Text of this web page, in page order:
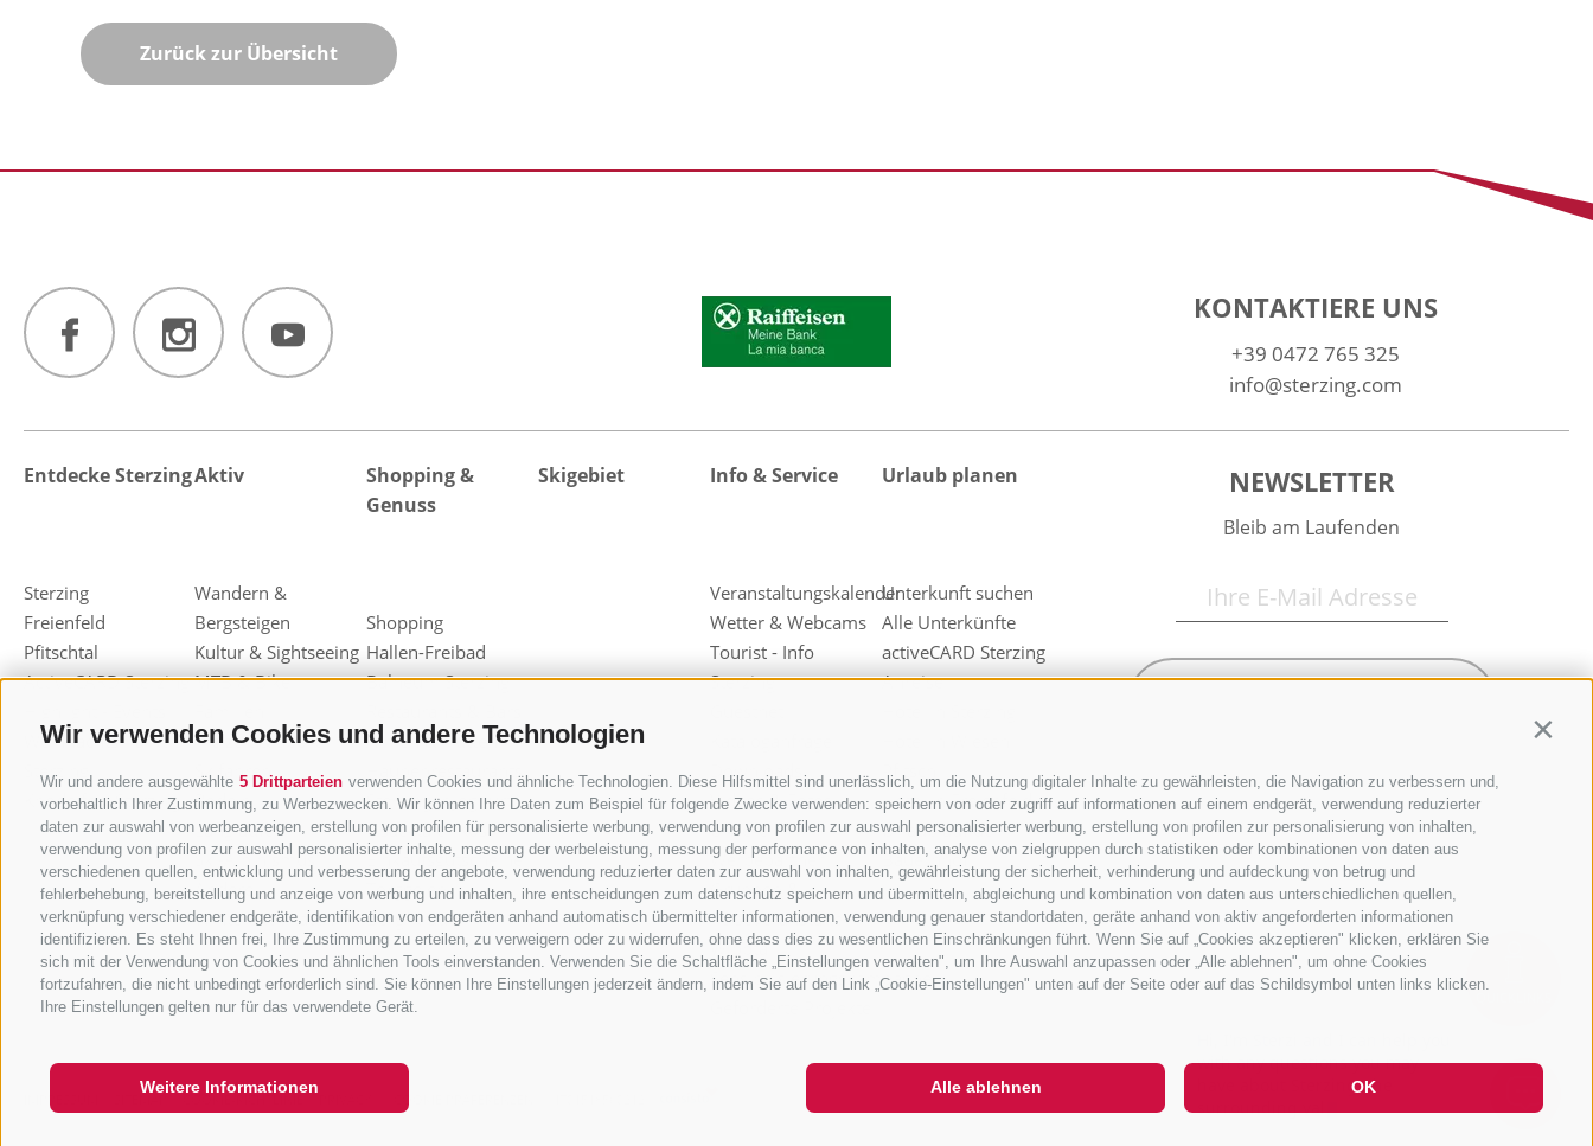
Wir verwenden Cookies und andere Technologien
Wir und andere ausgewählte 5 Drittparteien verwenden Cookies und ähnliche Technologien. Diese Hilfsmittel sind unerlässlich, um die Nutzung digitaler Inhalte zu gewährleisten, die Navigation zu verbessern und,
vorbehaltlich Ihrer Zustimmung, zu Werbezwecken. Wir können Ihre Daten zum Beispiel für folgende Zwecke verwenden: speichern von oder zugriff auf informationen auf einem endgerät, verwendung reduzierter
daten zur auswahl von werbeanzeigen, erstellung von profilen für personalisierte werbung, verwendung von profilen zur auswahl personalisierter werbung, erstellung von profilen zur personalisierung von inhalten,
verwendung von profilen zur auswahl personalisierter inhalte, messung der werbeleistung, messung der performance von inhalten, analyse von zielgruppen durch statistiken oder kombinationen von daten aus
verschiedenen quellen, entwicklung und verbesserung der angebote, verwendung reduzierter daten zur auswahl von inhalten, gewährleistung der sicherheit, verhinderung und aufdeckung von betrug und
fehlerbehebung, bereitstellung und anzeige von werbung und inhalten, ihre entscheidungen zum datenschutz speichern und übermitteln, abgleichung und kombination von daten aus unterschiedlichen quellen,
verknüpfung verschiedener endgeräte, identifikation von endgeräten anhand automatisch übermittelter informationen, verwendung genauer standortdaten, geräte anhand von aktiv angeforderten informationen
identifizieren. Es steht Ihnen frei, Ihre Zustimmung zu erteilen, zu verweigern oder zu widerrufen, ohne dass dies zu wesentlichen Einschränkungen führt. Wenn Sie auf „Cookies akzeptieren" klicken, erklären Sie
sich mit der Verwendung von Cookies und ähnlichen Tools einverstanden. Verwenden Sie die Schaltfläche „Einstellungen verwalten", um Ihre Auswahl anzupassen oder „Alle ablehnen", um ohne Cookies
fortzufahren, die nicht unbedingt erforderlich sind. Sie können Ihre Einstellungen jederzeit ändern, indem Sie auf den Link „Cookie-Einstellungen" unten auf der Seite oder auf das Schildsymbol unten links klicken.
Ihre Einstellungen gelten nur für das verwendete Gerät.
OK
Alle ablehnen
Weitere Informationen
Zurück zur Übersicht
KONTAKTIERE UNS
+39 0472 765 325
info@sterzing.com
Entdecke Sterzing
Sterzing
Freienfeld
Pfitschtal
ActiveCARD Sterzing
Weihnachtsmarkt
Sterzing
Knödelfest Sterzing
Aktiv
Wandern &
Bergsteigen
Kultur & Sightseeing
MTB & Bike
Freizeit & Sport
Skifahren
Rodeln
Langlaufen
Ski-Alpinismus
Andere
Winteraktivitäten
Shopping &
Genuss
Shopping
Hallen-Freibad
Balneum Sterzing
Almen & Hütten
Haubenrestaurants
Sterzinger Joghurt
Eisacktaler Kost
Einkaufsgutscheine
Törggelen
Berg-Kräuter
Skigebiet Info & Service
Veranstaltungskalender
Wetter & Webcams
Tourist - Info
Sterzing
Downloads
Videos & Fotos
Unsere
Werbepartner
Gruppen &
Reiseveranstalter
Wipptal
Sensibilisierungskampagne
Urlaub planen
Unterkunft suchen
Alle Unterkünfte
activeCARD Sterzing
Anreise
Pfitsch
Hotel in Freienfeld
Urlaub auf dem
Bauernhof
NEWSLETTER
Bleib am Laufenden
with any questions you may
have about Sterzing, the
surrounding valleys, and t